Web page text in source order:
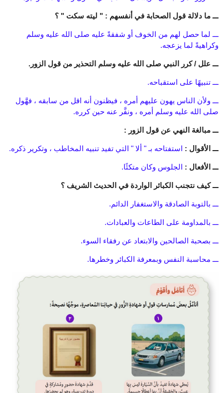
ـــ ما دلالة قول الصحابة في أنفسهم : " ليته سكت " ؟
ـــ لما حصل لهم من الخوف أو شفقةً عليه صلى الله عليه وسلم
وكراهيةً لما يزعجه.
ـــ علل / كرر النبي صلى الله عليه وسلم التحذير من قول الزور.
ـــ تنبيهًا على استقباحه.
ـــ ولأن الناس يهون عليهم أمره ، فيظنون أنه اقل من سابقه ، فهَّول
صلى الله عليه وسلم أمره ، ونفَّر عنه حين كرره.
ـــ مبالغة النهي عن قول الزور :
ـــ الأقوال : استفتاحه بـ " ألا " التي تفيد تنبيه المخاطب ، وتكرير ذكره.
ـــ الأفعال : الجلوس وكان متكئًا.
ـــ كيف نتجنب الكبائر الواردة في الحديث الشريف ؟
ـــ بالتوبة الصادقة والاستغفار الدائم.
ـــ بالمداومة على الطاعات والعبادات.
ـــ بصحبة الصالحين والابتعاد عن رفقاء السوء.
ـــ محاسبة النفس وبمعرفة الكبائر وخطرها.